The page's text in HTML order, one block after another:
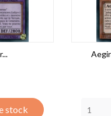
stock